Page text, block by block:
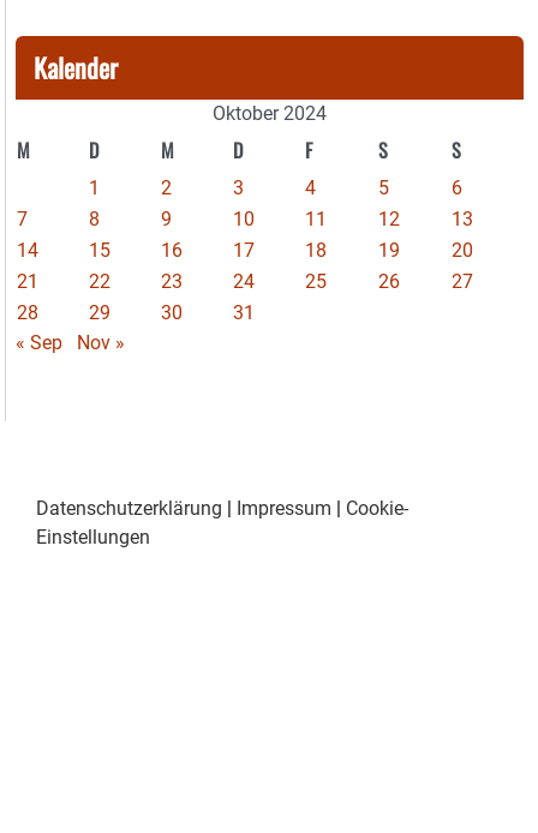
Kalender
Oktober 2024
M D M D F S S
1 2 3 4 5
6
7
8 9 10 11 12
13
14
15 16 17 18 19
20
21
22 23 24 25 26
27
28
29 30
31
« Sep
Nov »
Datenschutzerklärung | Impressum | Cookie-
Einstellungen